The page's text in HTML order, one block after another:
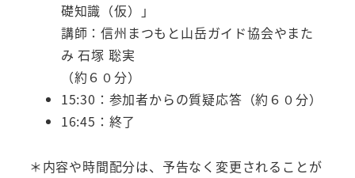
礎知識（仮）」
講師：信州まつもと山岳ガイド協会やまた
み 石塚 聡実
（約６０分）
15:30：参加者からの質疑応答（約６０分）
16:45：終了
＊内容や時間配分は、予告なく変更されることが